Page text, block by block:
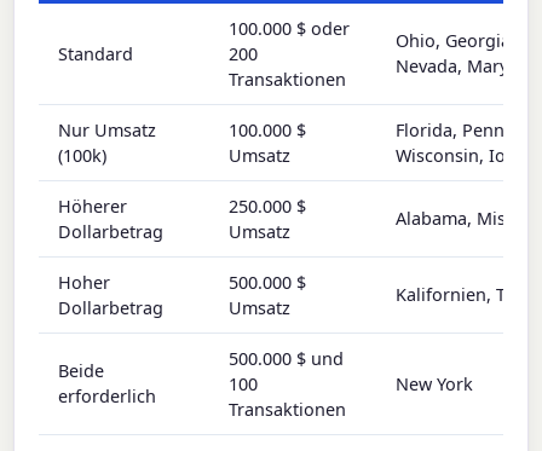
Standard
100.000 $ oder
200
Transaktionen
Ohio, Georgia,
Nevada,
Nur Umsatz
(100k)
100.000 $
Umsatz
Florida,
Wisconsin, Iowa
Höherer
Dollarbetrag
250.000 $
Umsatz
Alabama,
Hoher
Dollarbetrag
500.000 $
Umsatz
Kalifornien, Texas
Beide
erforderlich
500.000 $ und
100
Transaktionen
New York